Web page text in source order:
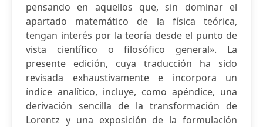
pensando en aquellos que, sin dominar el
apartado matemático de la física teórica,
tengan interés por la teoría desde el punto de
vista científico o filosófico general». La
presente edición, cuya traducción ha sido
revisada exhaustivamente e incorpora un
índice analítico, incluye, como apéndice, una
derivación sencilla de la transformación de
Lorentz y una exposición de la formulación